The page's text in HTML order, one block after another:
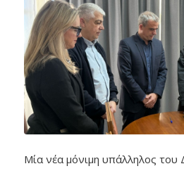
Μία νέα μόνιμη υπάλληλος του